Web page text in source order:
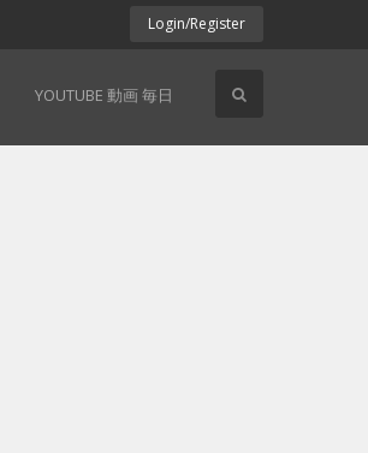
Login/Register
YOUTUBE 動画 毎日